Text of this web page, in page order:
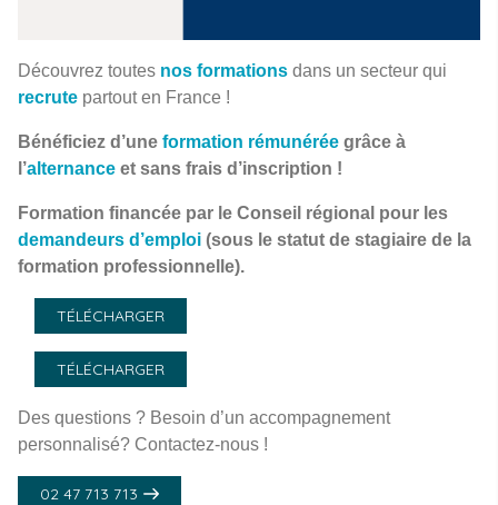
Découvrez toutes nos formations dans un secteur qui
recrute partout en France !
Bénéficiez d’une formation rémunérée grâce à
l’alternance et sans frais d’inscription !
Formation financée par le Conseil régional pour les
demandeurs d’emploi (sous le statut de stagiaire de la
formation professionnelle).
TÉLÉCHARGER
TÉLÉCHARGER
Des questions ? Besoin d’un accompagnement
personnalisé? Contactez-nous !
02 47 713 713